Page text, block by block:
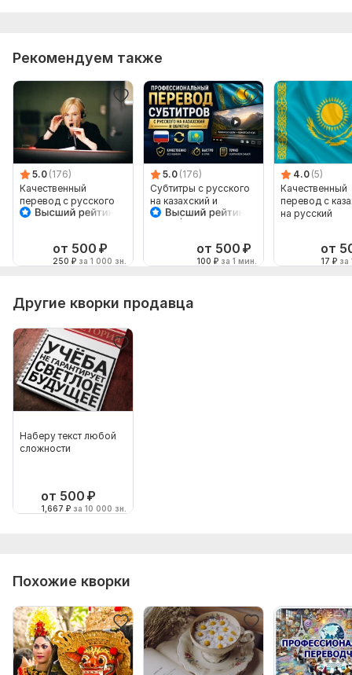
Рекомендуем также
5.0 (176)
Качественный
перевод с русского
на казахский язык и
от 500 ₽
250 ₽ за 1 000 зн.
5.0 (176)
Субтитры с русского
на казахский и
наоборот
от 500 ₽
100 ₽ за 1 мин.
4.0 (5)
Качественный
перевод с
на русский
от
17 ₽ за
Другие кворки продавца
Наберу текст любой
сложности
от 500 ₽
1,667 ₽ за 10 000 зн.
Похожие кворки